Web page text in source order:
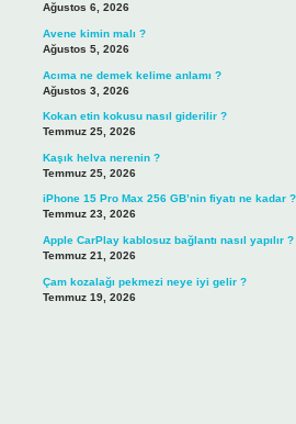
Ağustos 6, 2026
Avene kimin malı ?
Ağustos 5, 2026
Acıma ne demek kelime anlamı ?
Ağustos 3, 2026
Kokan etin kokusu nasıl giderilir ?
Temmuz 25, 2026
Kaşık helva nerenin ?
Temmuz 25, 2026
iPhone 15 Pro Max 256 GB’nin fiyatı ne kadar ?
Temmuz 23, 2026
Apple CarPlay kablosuz bağlantı nasıl yapılır ?
Temmuz 21, 2026
Çam kozalağı pekmezi neye iyi gelir ?
Temmuz 19, 2026